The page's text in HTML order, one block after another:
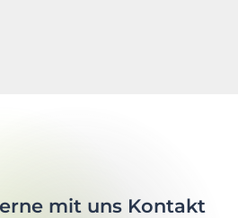
mit uns Kontakt